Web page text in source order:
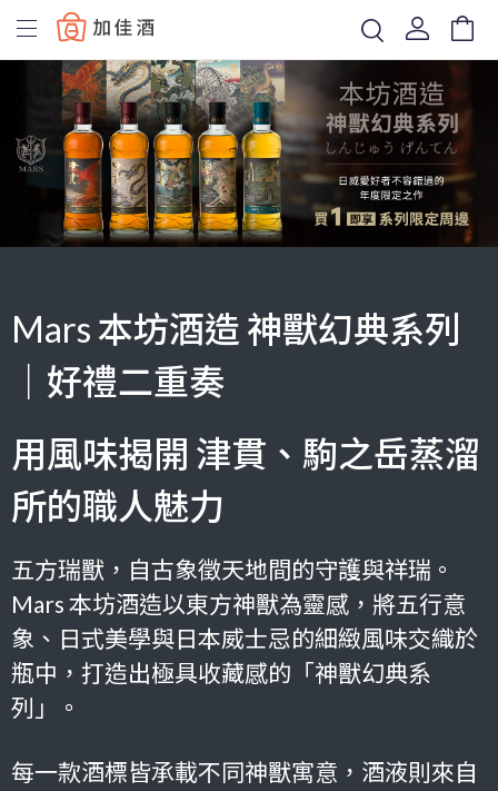
Baccus
Mars 本坊酒造 神獸幻典系列
｜好禮二重奏
用風味揭開 津貫、駒之岳蒸溜
所的職人魅力
五方瑞獸，自古象徵天地間的守護與祥瑞。
Mars 本坊酒造以東方神獸為靈感，將五行意
象、日式美學與日本威士忌的細緻風味交織於
瓶中，打造出極具收藏感的「神獸幻典系
列」。
每一款酒標皆承載不同神獸寓意，酒液則來自